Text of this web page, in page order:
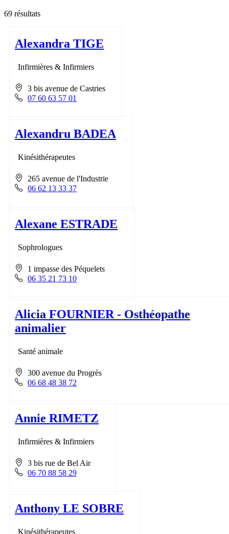
69 résultats
Alexandra TIGE
Infirmières & Infirmiers
3 bis avenue de Castries
07 60 63 57 01
Alexandru BADEA
Kinésithérapeutes
265 avenue de l'Industrie
06 62 13 33 37
Alexane ESTRADE
Sophrologues
1 impasse des Péquelets
06 35 21 73 10
Alicia FOURNIER - Osthéopathe
animalier
Santé animale
300 avenue du Progrès
06 68 48 38 72
Annie RIMETZ
Infirmières & Infirmiers
3 bis rue de Bel Air
06 70 88 58 29
Anthony LE SOBRE
Kinésithérapeutes